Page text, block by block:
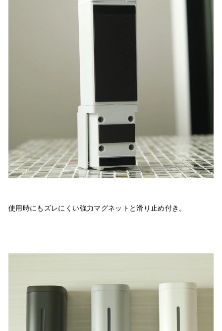
使用時にもズレにくい強力マグネットと滑り止め付き。